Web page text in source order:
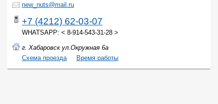
new_nuts@mail.ru
+7 (4212) 62-03-07
WHATSAPP: < 8-914-543-31-28 >
г. Хабаровск ул.Окружная 6а
Cхема проезда
Время работы